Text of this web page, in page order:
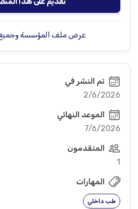
عرض ملف المؤسسة وجميع
تم النشر في
2/6/2026
الموعد النهائي
7/6/2026
المتقدمون
1
المهارات
طب داخلي